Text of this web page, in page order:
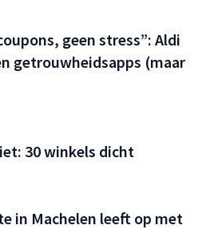
geen stress”: Aldi
getrouwheidsapps (maar
30 winkels dicht
in Machelen leeft op met